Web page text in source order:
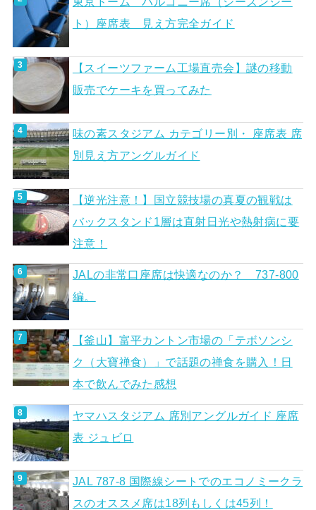
ト）座席表 見え方完全ガイド
【スイーツファーム工場直売会】謎の移動
販売でケーキを買ってみた
味の素スタジアム カテゴリー別・ 座席表 席
別見え方アングルガイド
【逆光注意！】国立競技場の真夏の観戦は
バックスタンド1層は直射日光や熱射病に要
注意！
JALの非常口座席は快適なのか？ 737-800
編。
【釜山】富平カントン市場の「テボソンシ
ク（大寶禅食）」で話題の禅食を購入！日
本で飲んでみた感想
ヤマハスタジアム 席別アングルガイド 座席
表 ジュビロ
JAL 787-8 国際線シートでのエコノミークラ
スのオススメ席は18列もしくは45列！